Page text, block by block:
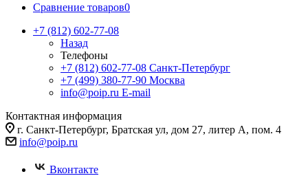
Сравнение товаров0
+7 (812) 602-77-08
Назад
Телефоны
+7 (812) 602-77-08 Санкт-Петербург
+7 (499) 380-77-90 Москва
info@poip.ru E-mail
Контактная информация
г. Санкт-Петербург, Братская ул, дом 27, литер А, пом. 4
info@poip.ru
Вконтакте